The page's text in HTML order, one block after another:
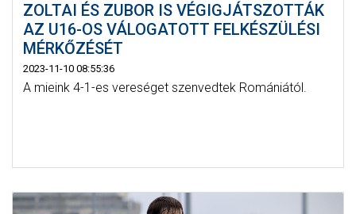
ZOLTAI ÉS ZUBOR IS VÉGIGJÁTSZOTTÁK
AZ U16-OS VÁLOGATOTT FELKÉSZÜLÉSI
MÉRKŐZÉSÉT
2023-11-10 08:55:36
A mieink 4-1-es vereséget szenvedtek Romániától.